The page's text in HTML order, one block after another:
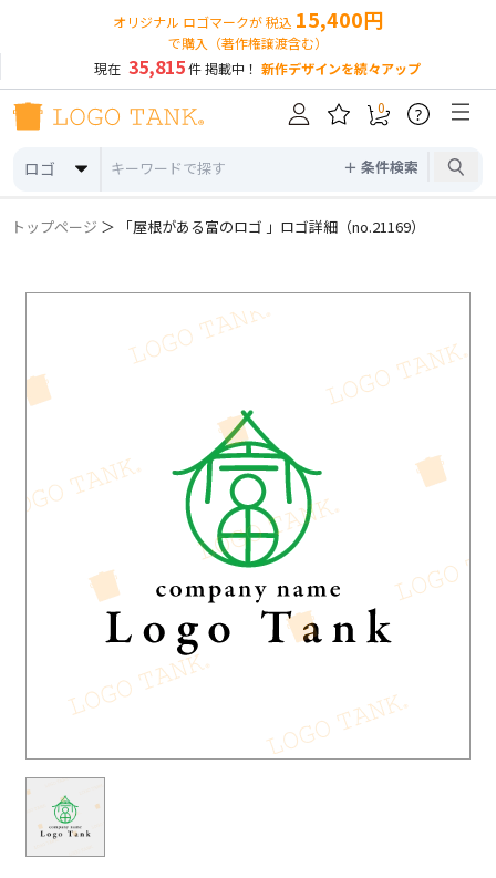
オリジナル ロゴマークが 税込 15,400円
で購入（著作権譲渡含む）
現在 35,815件 掲載中！ 新作デザインを続々アップ
ロゴ ＋ 条件検索
0 ?
トップページ ＞ 「屋根がある富のロゴ 」ロゴ詳細（no.21169）